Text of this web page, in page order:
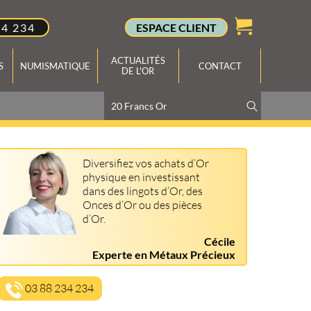
234 ESPACE CLIENT
NUMISMATIQUE
ACTUALITÉS
DE L'OR
CONTACT
Diversifiez vos achats d’Or
physique en investissant
dans des lingots d’Or, des
Onces d’Or ou des pièces
d’Or.
Cécile
Experte en Métaux Précieux
03 88 234 234